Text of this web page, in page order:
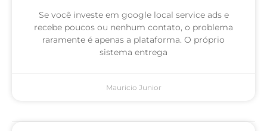
Se você investe em google local service ads e
recebe poucos ou nenhum contato, o problema
raramente é apenas a plataforma. O próprio
sistema entrega
Mauricio Junior